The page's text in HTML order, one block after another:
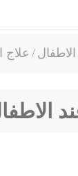
/ علاج